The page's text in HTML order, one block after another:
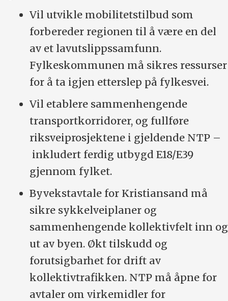
Vil utvikle mobilitetstilbud som
forbereder regionen til å være en del
av et lavutslippssamfunn.
Fylkeskommunen må sikres ressurser
for å ta igjen etterslep på fylkesvei.
Vil etablere sammenhengende
transportkorridorer, og fullføre
riksveiprosjektene i gjeldende NTP –
inkludert ferdig utbygd E18/E39
gjennom fylket.
Byvekstavtale for Kristiansand må
sikre sykkelveiplaner og
sammenhengende kollektivfelt inn og
ut av byen. Økt tilskudd og
forutsigbarhet for drift av
kollektivtrafikken. NTP må åpne for
avtaler om virkemidler for